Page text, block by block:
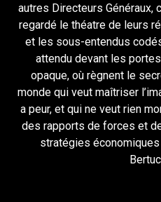
autres Directeurs Généraux,
regardé le théatre de leurs
et les sous-entendus
attendu devant les
opaque, où règnent le
monde qui veut maîtriser
a peur, et qui ne veut rien
des rapports de forces et
stratégies